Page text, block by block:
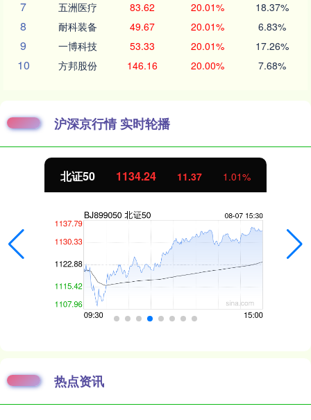
7 五洲医疗 83.62 20.01% 18.37%
8 耐科装备 49.67 20.01% 6.83%
9 一博科技 53.33 20.01% 17.26%
10 方邦股份 146.16 20.00% 7.68%
沪深京行情 实时轮播
北证50 1134.24 11.37 1.01%
热点资讯